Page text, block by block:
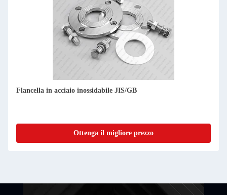
Flancella in acciaio inossidabile JIS/GB
Ottenga il migliore prezzo